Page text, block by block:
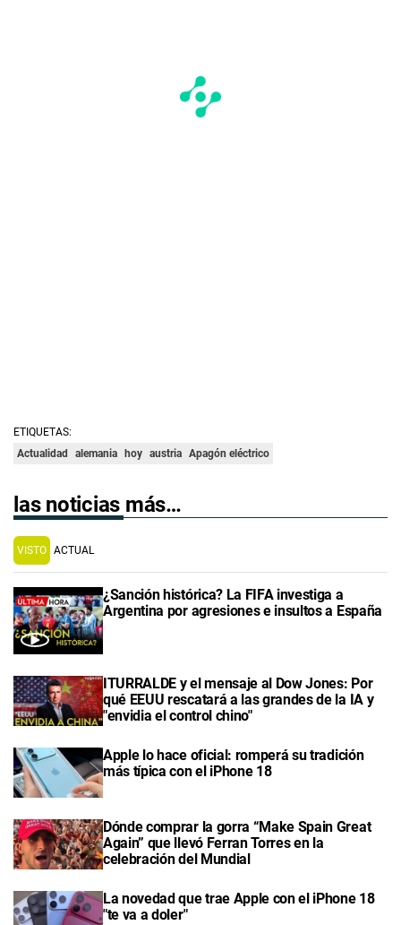
ETIQUETAS:
Actualidad
alemania hoy austria Apagón eléctrico
las noticias más…
VISTO ACTUAL
¿Sanción histórica? La FIFA investiga a
Argentina por agresiones e insultos a España
ITURRALDE y el mensaje al Dow Jones: Por
qué EEUU rescatará a las grandes de la IA y
"envidia el control chino"
Apple lo hace oficial: romperá su tradición
más típica con el iPhone 18
Dónde comprar la gorra “Make Spain Great
Again” que llevó Ferran Torres en la
celebración del Mundial
La novedad que trae Apple con el iPhone 18
"te va a doler"